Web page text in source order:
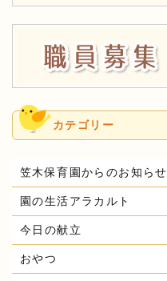
カテゴリー
笠木保育園からのお知らせ
園の生活アラカルト
今日の献立
おやつ